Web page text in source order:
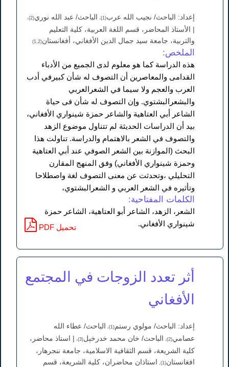
إعداد: الباحث/ نجيب الله عرب(1)، الباحث/ عبد الله نوري(2)،
| الأستاذ المحاضر، قسم اللغة العربية، کلية التعليم
والتربية، جامعة سيد جمال الدين الأفغاني، أفغانستان(1,2)
الملخص:
هذه الدراسة كما هو معلوم لدى الجميع من الأدباء
القدامى والمعاصرين أن التصوف له شأن كبيرفي أدب
العرب والعجم ولا سيما في الشعرالعربي
والبشعرالبشتوي. وإن التصوف له شأن فى حياة
الشاعر أبي العتاهية والشاعر حمزة شينواري الأفغاني،
بيد أن الدراسات الحديثة لم تتناول موضوع الزهد
والتصوف في الشعر بالاهتمام والدراسة. تناولت هذا
البحث (الموازنة بين الشعر الصوفي عند أبي العتاهية
وحمزة شينواري الأفغاني) وفق المنهج المقارن
التحليلي ،وتحدثت عن معنى التصوف لغة واصطلاحا
وتأثيره في الشعر العربي و الشعرالبشتوي،
الكلمات المفتاحية:
الشعر، الزهد، الشاعر أبو العتاهية، الشاعر حمزة
شينواري الأفغاني.
PDF تحميل
أثر تعدد الزوجات في المجتمع
الأفغاني
إعداد: الباحث/ مولوي رستم (1)،
الباحث/ عطاء الله
عصامي(2)، الباحث/ خان محمد خدرخېل(3)،
| استاذ محاضر،
کلية الشريعة، قسم الثقافية الاسلامية، جامعة ننجرهار،
افغانستان(1),
استاذان محاضران، کلية الشريعة، قسم